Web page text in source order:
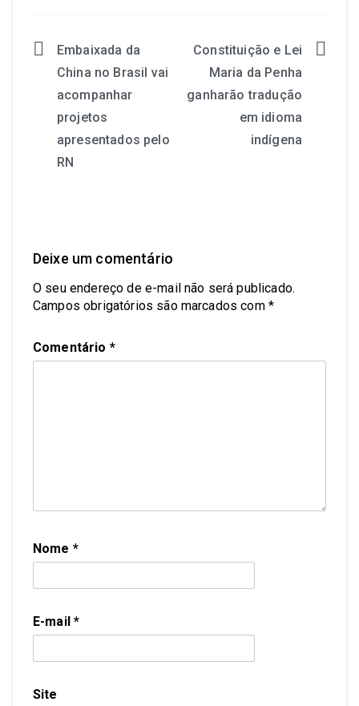
Embaixada da
China no Brasil vai
acompanhar
projetos
apresentados pelo
RN
Constituição e Lei
Maria da Penha
ganharão tradução
em idioma
indígena
Deixe um comentário
O seu endereço de e-mail não será publicado.
Campos obrigatórios são marcados com *
Comentário *
Nome *
E-mail*
Site